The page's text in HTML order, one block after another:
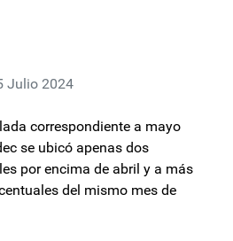
Julio 2024
correspondiente a mayo
se ubicó apenas dos
por encima de abril y a más
del mismo mes de